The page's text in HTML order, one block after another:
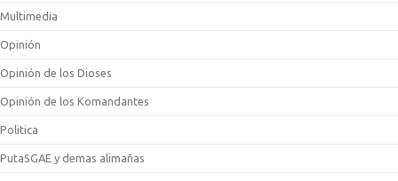
Multimedia
Opinión
Opinión de los Dioses
Opinión de los Komandantes
Politica
PutaSGAE y demas alimañas